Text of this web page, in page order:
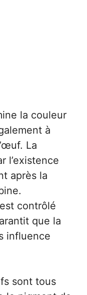
la couleur
à
La
l’existence
après la
contrôlé
que la
influence
sont tous